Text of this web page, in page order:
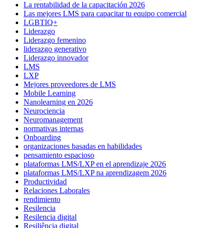
La rentabilidad de la capacitación 2026
Las mejores LMS para capacitar tu equipo comercial
LGBTIQ+
Liderazgo
Liderazgo femenino
liderazgo generativo
Liderazgo innovador
LMS
LXP
Mejores proveedores de LMS
Mobile Learning
Nanolearning en 2026
Neurociencia
Neuromanagement
normativas internas
Onboarding
organizaciones basadas en habilidades
pensamiento espacioso
plataformas LMS/LXP en el aprendizaje 2026
plataformas LMS/LXP na aprendizagem 2026
Productividad
Relaciones Laborales
rendimiento
Resilencia
Resilencia digital
Resiliência digital